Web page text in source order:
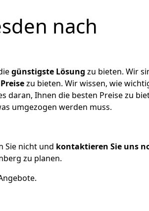
nach
günstigste Lösung zu bieten. Wir
zu bieten. Wir wissen, wie
daran, Ihnen die besten Preise zu
umgezogen werden muss.
Sie nicht und kontaktieren Sie uns
zu planen.